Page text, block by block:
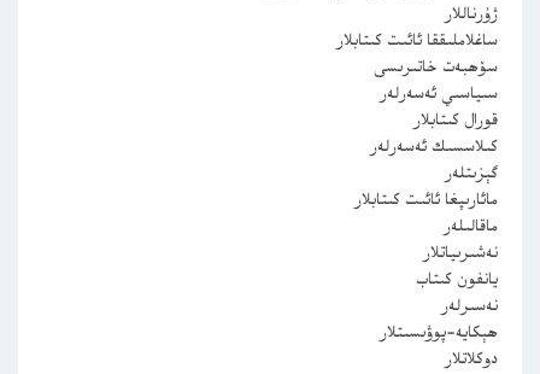
ژۇرناللار
ساغلاملىققا ئائىت كىتابلار
سۆھبەت خاتىرىسى
سىياسىي ئەسەرلەر
قورال كىتابلار
كىلاسسىك ئەسەرلەر
گېزىتلەر
مائارىپغا ئائىت كىتابلار
ماقالىلەر
نەشىرىياتلار
يانفون كىتاب
نەسىرلەر
ھېكايە-پوۋىسىتلار
دوكلاتلار